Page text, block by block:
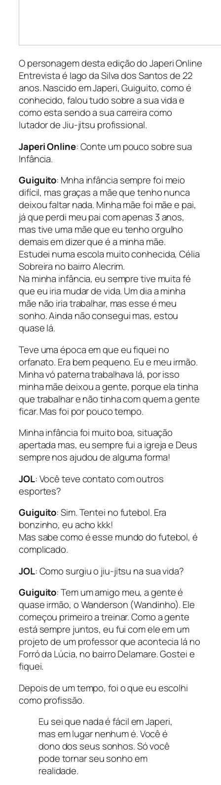
O personagem desta edição do Japeri Online
Entrevista é Iago da Silva dos Santos de 22
anos. Nascido em Japeri, Guiguito, como é
conhecido, falou tudo sobre a sua vida e
como esta sendo a sua carreira como
lutador de Jiu-jitsu profissional.
Japeri Online: Conte um pouco sobre sua
Infância.
Guiguito: Mnha infância sempre foi meio
difícil, mas graças a mãe que tenho nunca
deixou faltar nada. Minha mãe foi mãe e pai,
já que perdi meu pai com apenas 3 anos,
mas tive uma mãe que eu tenho orgulho
demais em dizer que é a minha mãe.
Estudei numa escola muito conhecida, Célia
Sobreira no bairro Alecrim.
Na minha infância, eu sempre tive muita fé
que eu iria mudar de vida. Um dia a minha
mãe não iria trabalhar, mas esse é meu
sonho. Ainda não consegui mas, estou
quase lá.
Teve uma época em que eu fiquei no
orfanato. Era bem pequeno. Eu e meu irmão.
Minha vó paterna trabalhava lá, por isso
minha mãe deixou a gente, porque ela tinha
que trabalhar e não tinha com quem a gente
ficar. Mas foi por pouco tempo.
Minha infância foi muito boa, situação
apertada mas, eu sempre fui a igreja e Deus
sempre nos ajudou de alguma forma!
JOL: Você teve contato com outros
esportes?
Guiguito: Sim. Tentei no futebol. Era
bonzinho, eu acho kkk!
Mas sabe como é esse mundo do futebol, é
complicado.
JOL: Como surgiu o jiu-jitsu na sua vida?
Guiguito: Tem um amigo meu, a gente é
quase irmão, o Wanderson (Wandinho). Ele
começou primeiro a treinar. Como a gente
está sempre juntos, eu fui com ele em um
projeto de um professor que acontecia lá no
Forró da Lúcia, no bairro Delamare. Gostei e
fiquei.
Depois de um tempo, foi o que eu escolhi
como profissão.
Eu sei que nada é fácil em Japeri,
mas em lugar nenhum é. Você é
dono dos seus sonhos. Só você
pode tornar seu sonho em
realidade.